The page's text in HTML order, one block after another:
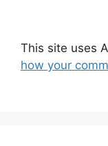
This site uses
how your